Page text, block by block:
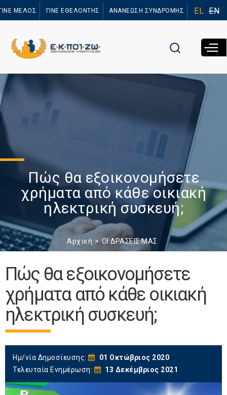
προς το
ΜΕΛΟΣ ΓΙΝΕ ΕΘΕΛΟΝΤΗΣ ΑΝΑΝΕΩΣΗ ΣΥΝΔΡΟΜΗΣ EL EN
Πώς θα εξοικονομήσετε
χρήματα από κάθε οικιακή
ηλεκτρική συσκευή;
Αρχική ΟΙ ΔΡΑΣΕΙΣ ΜΑΣ
Πώς θα εξοικονομήσετε
χρήματα από κάθε οικιακή
ηλεκτρική συσκευή;
Ημ/νία Δημοσίευσης:
01 Οκτώβριος 2020
Τελευταία Ενημέρωση:
13 Δεκέμβριος 2021